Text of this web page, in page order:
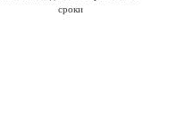
сроки